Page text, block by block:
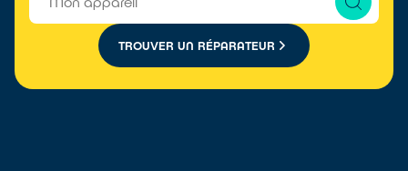
TROUVER UN RÉPARATEUR